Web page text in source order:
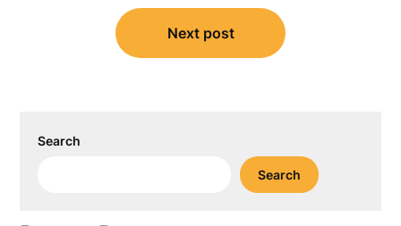
Next post
Search
Search